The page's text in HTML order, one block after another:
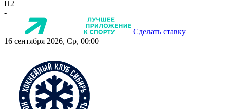
П2
-
Сделать ставку
16 сентября 2026, Ср, 00:00